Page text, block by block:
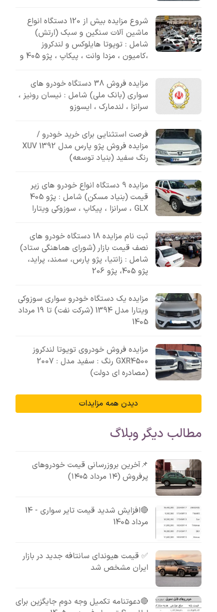
شروع مزایده بیش از 120 دستگاه انواع
ماشین آلات سنگین و سبک (ارتش)
شامل : تویوتا هایلوکس و لندکروز
،کامیون ، مزدا وانت ، پیکاپ ، پژو 405 و
مزایده فروش 38 دستگاه خودرو های
سواری (بانک ملی) شامل : نیسان رونیز ،
سرانزا ، لندمارک ، ایسوزو
فرصت استثنایی برای خرید خودرو /
مزایده فروش پژو پارس مدل 1392 XUV
رنگ سفید (بنیاد توسعه)
مزایده 9 دستگاه انواع خودرو های زیر
قیمت (بنیاد مسکن) شامل : پژو 405
GLX ، سرانزا ، پیکاپ ، سوزوکی ویتارا
ثبت نام مزایده 18 دستگاه خودرو های
نصف قیمت بازار (شورای هماهنگی ستاد)
شامل : زانتیا، پژو پارس، سمند، پراید،
پژو 405، پژو 206
مزایده یک دستگاه خودرو سواری سوزوکی
ویتارا مدل 1394 (شرکت نفت) تا 19 مرداد
1405
مزایده فروش خودروی تویوتا لندکروز
GXR4500 رنگ : سفید مدل : 2007
(مصادره ای دولت)
دیدن همه مزایدات
مطالب دیگر وبلاگ
📌آخرین بروزرسانی قیمت خودروهای
پرفروش (۱۴ مرداد ۱۴۰۵)
🔴افزایش شدید قیمت تایر سواری - 14
مرداد 1405
✅ قیمت هیوندای سانتافه جدید در بازار
ایران مشخص شد
🔴دعوتنامه تکمیل وجه دوم جایگزین برای